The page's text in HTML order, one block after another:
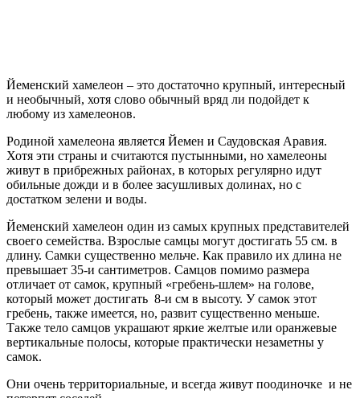
Йеменский хамелеон – это достаточно крупный, интересный
и необычный, хотя слово обычный вряд ли подойдет к
любому из хамелеонов.
Родиной хамелеона является Йемен и Саудовская Аравия.
Хотя эти страны и считаются пустынными, но хамелеоны
живут в прибрежных районах, в которых регулярно идут
обильные дожди и в более засушливых долинах, но с
достатком зелени и воды.
Йеменский хамелеон один из самых крупных представителей
своего семейства. Взрослые самцы могут достигать 55 см. в
длину. Самки существенно мельче. Как правило их длина не
превышает 35-и сантиметров. Самцов помимо размера
отличает от самок, крупный «гребень-шлем» на голове,
который может достигать 8-и см в высоту. У самок этот
гребень, также имеется, но, развит существенно меньше.
Также тело самцов украшают яркие желтые или оранжевые
вертикальные полосы, которые практически незаметны у
самок.
Они очень территориальные, и всегда живут поодиночке и не